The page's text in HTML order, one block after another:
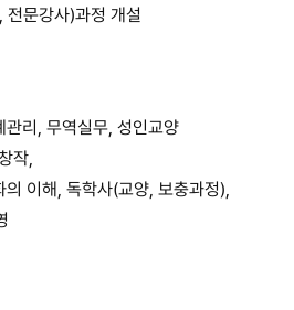
전문강사)과정 개설
관리, 무역실무, 성인교양
작,
이해, 독학사(교양, 보충과정),